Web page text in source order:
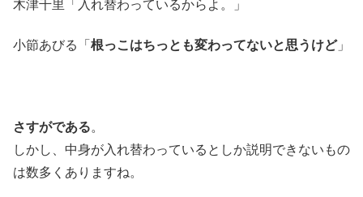
木津千里「入れ替わっているからよ。」
小節あびる「 根っこはちっとも変わってないと思うけど」
さすがである。
しかし、中身が入れ替わっているとしか説明できないもの
は数多くありますね。